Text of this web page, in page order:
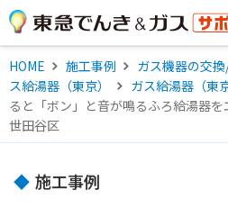
HOME 施工事例 ガス機器の交
ス給湯器（東京）
ガス給湯器（東
ると「ボン」と音が鳴るふろ給湯器
世田谷区
施工事例